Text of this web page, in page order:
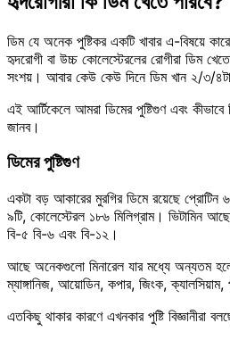
ডিম যে অনেক পুষ্টিকর একটি খাবার এ-বিষয়ে
হৃদরোগী বা উচ্চ কোলেস্টেরলের রোগীরা ডিম
সংশয়। আবার কেউ কেউ দিনে ডিম খান ২/৩/
এই আর্টিকেলে আমরা ডিমের পুষ্টিগুণ এবং কীভাবে
জানব।
ডিমের পুষ্টিগুণ
একটা বড় আকারের মুরগির ডিমে রয়েছে প্রোটিন
৯টি, কোলেস্টেরল ১৮৬ মিলিগ্রাম। ভিটামিন
বি-৫ বি-৬ এবং বি-১২।
আছে অনেকগুলো মিনারেল যার মধ্যে অন্যতম
ম্যাঙ্গানিজ, আয়োডিন, কপার, জিংক, ক্যালসিয়াম,
এতকিছু থাকার কারণে এখনকার পুষ্টি বিজ্ঞানীরা